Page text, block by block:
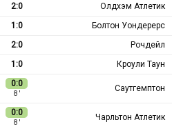
2:0
Олдхэм Атлетик
1:0
Болтон Уондерерс
2:0
Рочдейл
1:0 Кроули Таун
0:0
8 ′
Саутгемптон
0:0
8 ′
Чарльтон Атлетик